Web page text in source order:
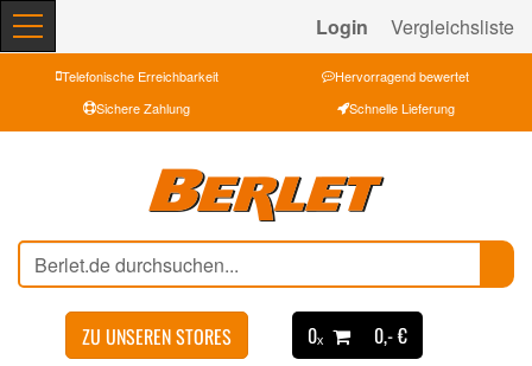
Login Vergleichsliste
Telefonische Erreichbarkeit
Hervorragend bewertet
Sichere Zahlung
Schnelle Lieferung
ZU UNSEREN STORES 0ₓ 0,- €